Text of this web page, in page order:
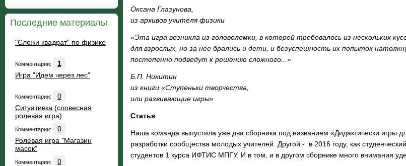
Последние материалы
"Сложи квадрат" по физике
Комментарии:
1
Игра "Идем через лес"
Комментарии:
0
Ситуативка (словесная
ролевая игра)
Комментарии:
0
Ролевая игра "Магазин
масок"
Комментарии: 0
Оксана Глазунова,
из архивов учителя физики
«Эта игра возникла из головоломки, в которой требовалось из нескольких
для взрослых, но за нее брались и дети, и безуспешность их попыток
постепенно подведут к решению сложного...»
Б.П. Никитин
из книги «Ступеньки творчества,
или развивающие игры»
Статья
Наша команда выпустила уже два сборника под названием «Дидактически
разработки сообщества молодых учителей. Другой - в 2016 году, как
студентов 1 курса ИФТИС МПГУ. И в том, и в другом сборнике много внимания